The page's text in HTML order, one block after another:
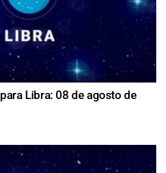
Libra: 08 de agosto de